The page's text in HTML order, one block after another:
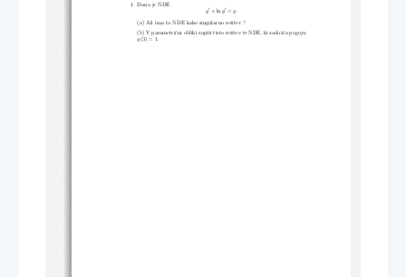
1. Dana je NDE
y′ + ln y′ = y.
(a) Ali ima ta NDE kako singularno reˇsitev ?
(b) V parametriˇcni obliki zapiˇsi tisto reˇsitev te NDE, ki zadoˇsˇca pogoju
y(3) = 1.